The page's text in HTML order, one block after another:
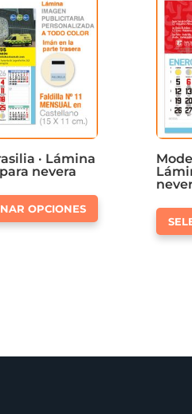
· Lámina
nevera
OPCIONES
Este
pueden